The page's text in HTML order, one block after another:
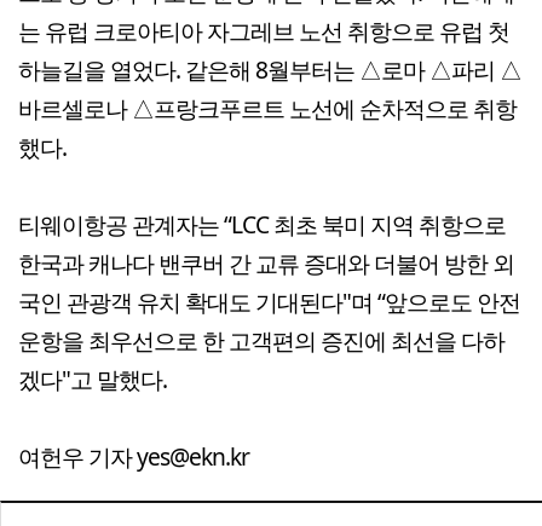
는 유럽 크로아티아 자그레브 노선 취항으로 유럽 첫
하늘길을 열었다. 같은해 8월부터는 △로마 △파리 △
바르셀로나 △프랑크푸르트 노선에 순차적으로 취항
했다.
티웨이항공 관계자는 “LCC 최초 북미 지역 취항으로
한국과 캐나다 밴쿠버 간 교류 증대와 더불어 방한 외
국인 관광객 유치 확대도 기대된다"며 “앞으로도 안전
운항을 최우선으로 한 고객편의 증진에 최선을 다하
겠다"고 말했다.
여헌우 기자 yes@ekn.kr